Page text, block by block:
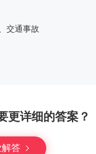
交通事故
更详细的答案？
答